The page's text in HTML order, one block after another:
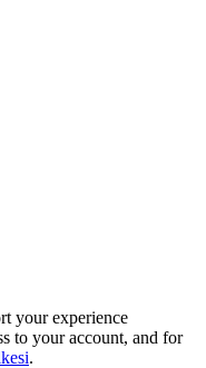
your experience
to your account, and for
.